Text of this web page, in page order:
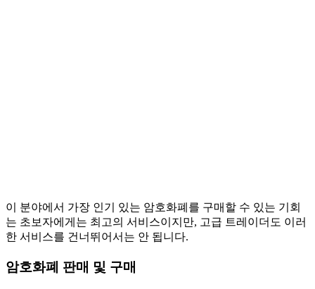
이 분야에서 가장 인기 있는 암호화폐를 구매할 수 있는 기회
는 초보자에게는 최고의 서비스이지만, 고급 트레이더도 이러
한 서비스를 건너뛰어서는 안 됩니다.
암호화폐 판매 및 구매